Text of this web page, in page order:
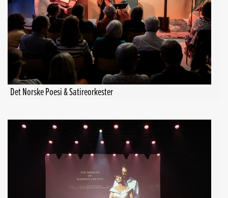
Det Norske Poesi & Satireorkester